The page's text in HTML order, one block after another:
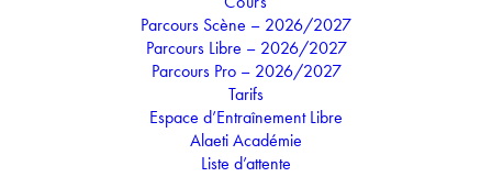
Parcours Scène – 2026/2027
Parcours Libre – 2026/2027
Parcours Pro – 2026/2027
Tarifs
Espace d’Entraînement Libre
Alaeti Académie
Liste d’attente
5-6 ANS (WOLUBILIS)
STAGE D'ÉTÉ - LA FORÊT
ENCHANTÉE / 3-4 ANS / 5-6 ANS